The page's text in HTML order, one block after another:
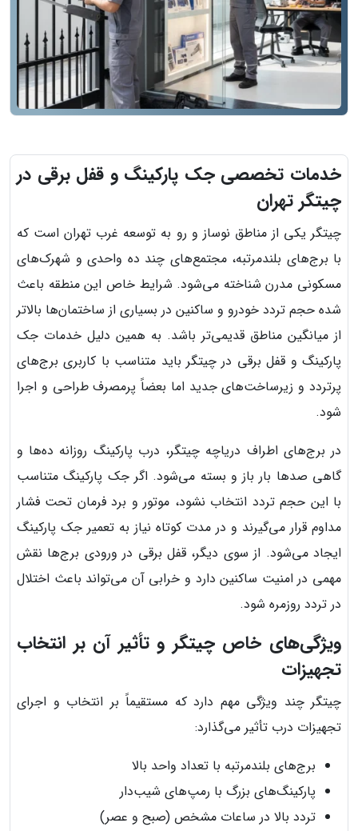
خدمات تخصصی جک پارکینگ و قفل برقی در
چیتگر تهران
چیتگر یکی از مناطق نوساز و رو به توسعه غرب تهران است که
با برج‌های بلندمرتبه، مجتمع‌های چند ده واحدی و شهرک‌های
مسکونی مدرن شناخته می‌شود. شرایط خاص این منطقه باعث
شده حجم تردد خودرو و ساکنین در بسیاری از ساختمان‌ها بالاتر
از میانگین مناطق قدیمی‌تر باشد. به همین دلیل خدمات جک
پارکینگ و قفل برقی در چیتگر باید متناسب با کاربری برج‌های
پرتردد و زیرساخت‌های جدید اما بعضاً پرمصرف طراحی و اجرا
شود.
در برج‌های اطراف دریاچه چیتگر، درب پارکینگ روزانه ده‌ها و
گاهی صدها بار باز و بسته می‌شود. اگر جک پارکینگ متناسب
با این حجم تردد انتخاب نشود، موتور و برد فرمان تحت فشار
مداوم قرار می‌گیرند و در مدت کوتاه نیاز به تعمیر جک پارکینگ
ایجاد می‌شود. از سوی دیگر، قفل برقی در ورودی برج‌ها نقش
مهمی در امنیت ساکنین دارد و خرابی آن می‌تواند باعث اختلال
در تردد روزمره شود.
ویژگی‌های خاص چیتگر و تأثیر آن بر انتخاب
تجهیزات
چیتگر چند ویژگی مهم دارد که مستقیماً بر انتخاب و اجرای
تجهیزات درب تأثیر می‌گذارد:
برج‌های بلندمرتبه با تعداد واحد بالا
پارکینگ‌های بزرگ با رمپ‌های شیب‌دار
تردد بالا در ساعات مشخص (صبح و عصر)